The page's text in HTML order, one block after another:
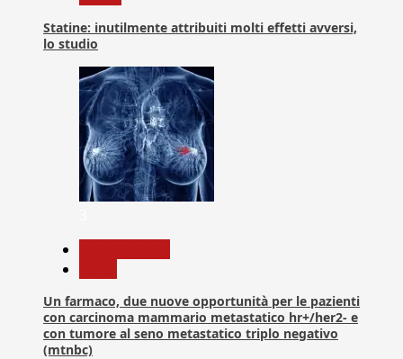
Statine: inutilmente attribuiti molti effetti avversi,
lo studio
Un farmaco, due nuove opportunità per le pazienti
con carcinoma mammario metastatico hr+/her2- e
con tumore al seno metastatico triplo negativo
(mtnbc)